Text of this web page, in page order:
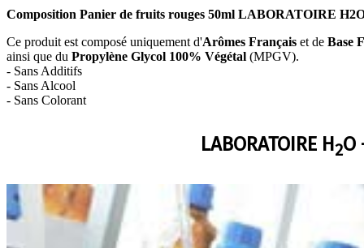
Composition Panier de fruits rouges 50ml LABORATOIRE
Ce produit est composé uniquement d'Arômes Français et de Base
ainsi que du Propylène Glycol 100% Végétal (MPGV).
- Sans Additifs
- Sans Alcool
- Sans Colorant
LABORATOIRE H 2O